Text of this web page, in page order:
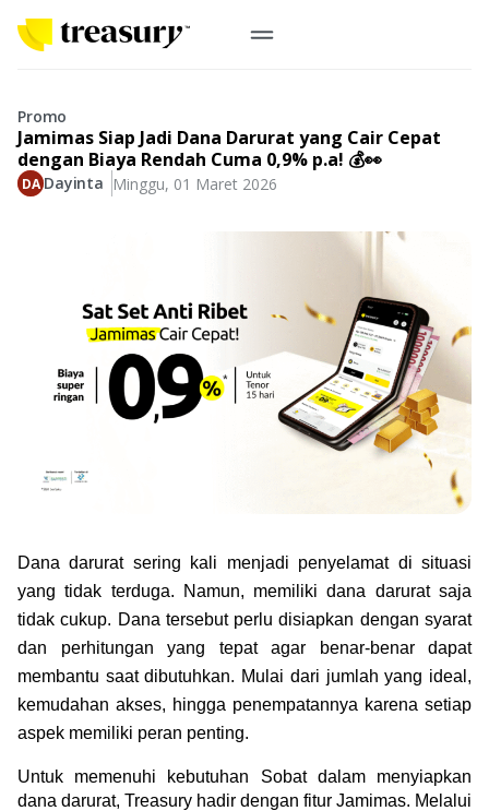
Emas Fisik
Koin Emas
Koin Nusantara, Lunar & Custom
Perhiasan
From Story
Buyback
Jual emas kamu ke Treasury
Perusahaan
Gold for Good
Berkontribusi pada hal yang benar-benar berarti
Profile
Tata Kelola
Indonesia
Indonesia
Promo
Jamimas Siap Jadi Dana Darurat yang Cair Cepat
dengan Biaya Rendah Cuma 0,9% p.a! 💰👀
Dayinta Minggu, 01 Maret 2026
Dana darurat sering kali menjadi penyelamat di situasi
yang tidak terduga. Namun, memiliki dana darurat saja
tidak cukup. Dana tersebut perlu disiapkan dengan syarat
dan perhitungan yang tepat agar benar-benar dapat
membantu saat dibutuhkan. Mulai dari jumlah yang ideal,
kemudahan akses, hingga penempatannya karena setiap
aspek memiliki peran penting.
Untuk memenuhi kebutuhan Sobat dalam menyiapkan
dana darurat, Treasury hadir dengan fitur Jamimas. Melalui